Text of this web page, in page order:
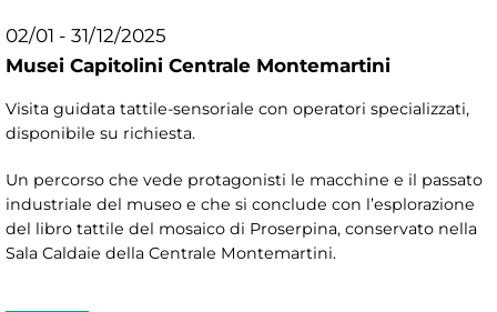
02/01 - 31/12/2025
Musei Capitolini Centrale Montemartini
Visita guidata tattile-sensoriale con operatori specializzati,
disponibile su richiesta.
Un percorso che vede protagonisti le macchine e il passato
industriale del museo e che si conclude con l’esplorazione
del libro tattile del mosaico di Proserpina, conservato nella
Sala Caldaie della Centrale Montemartini.